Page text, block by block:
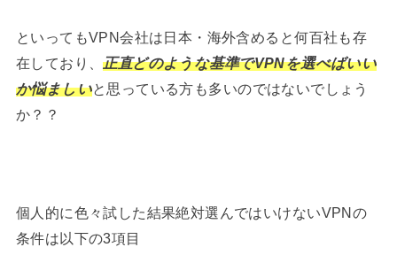
といってもVPN会社は日本・海外含めると何百社も存
在しており、正直どのような基準でVPNを選べばいい
か悩ましいと思っている方も多いのではないでしょう
か？？
個人的に色々試した結果絶対選んではいけないVPNの
条件は以下の3項目